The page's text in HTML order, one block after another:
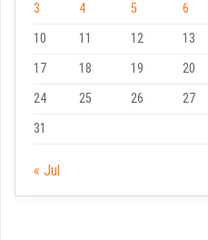
3
4 5 6
10
11 12 13
17
18 19 20
24
25 26 27
31
« Jul